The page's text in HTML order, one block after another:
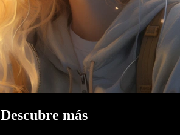
Descubre más